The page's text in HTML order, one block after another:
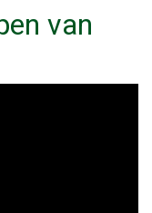
van